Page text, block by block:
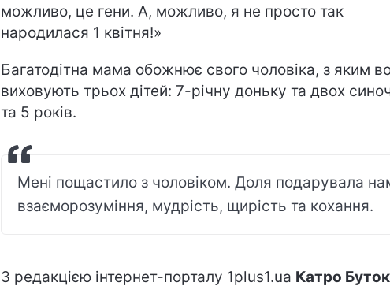
можливо, це гени. А, можливо, я не просто так
народилася 1 квітня!»
Багатодітна мама обожнює свого чоловіка, з яким
виховують трьох дітей: 7-річну доньку та двох
та 5 років.
Мені пощастило з чоловіком. Доля подарувала
взаєморозуміння, мудрість, щирість та кохання.
З редакцією інтернет-порталу 1plus1.ua Катро Буток